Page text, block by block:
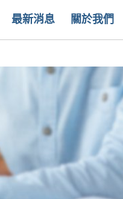
最新消息 關於我們